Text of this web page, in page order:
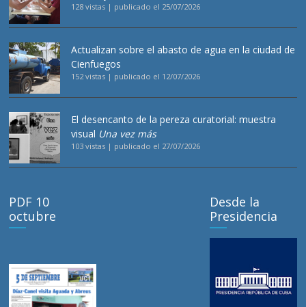
128 vistas | publicado el 25/07/2026
Actualizan sobre el abasto de agua en la ciudad de
Cienfuegos
152 vistas | publicado el 12/07/2026
El desencanto de la pereza curatorial: muestra
visual Una vez más
103 vistas | publicado el 27/07/2026
PDF 10
octubre
Desde la
Presidencia